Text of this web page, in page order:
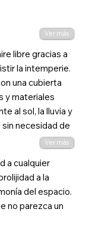
Ver más
libre gracias a
la intemperie.
una cubierta
y materiales
al sol, la lluvia y
necesidad de
Ver más
a cualquier
a la
del espacio.
no parezca un